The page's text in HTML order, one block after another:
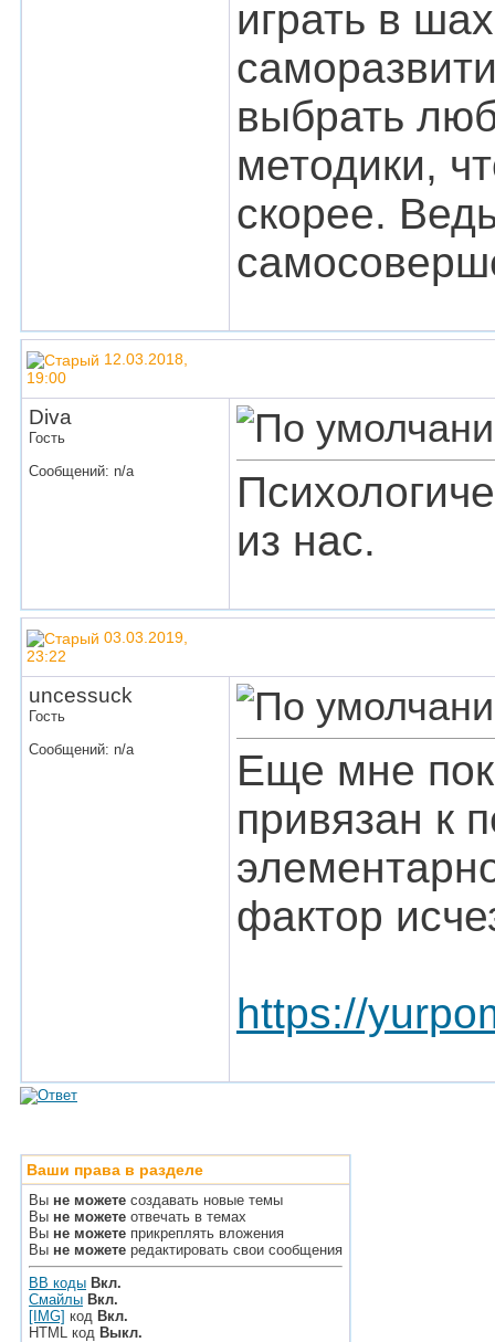
играть в
выбрать
методики,
скорее.
12.03.2018,
19:00
Diva
Гость
Сообщений: n/a
из нас.
03.03.2019,
23:22
uncessuck
Гость
Сообщений: n/a
Еще мне
привязан к
фактор
https://
Ваши права в разделе
Вы не можете создавать новые темы
Вы не можете отвечать в темах
Вы не можете прикреплять вложения
Вы не можете редактировать свои сообщения
BB коды Вкл.
Смайлы Вкл.
[IMG] код Вкл.
HTML код Выкл.